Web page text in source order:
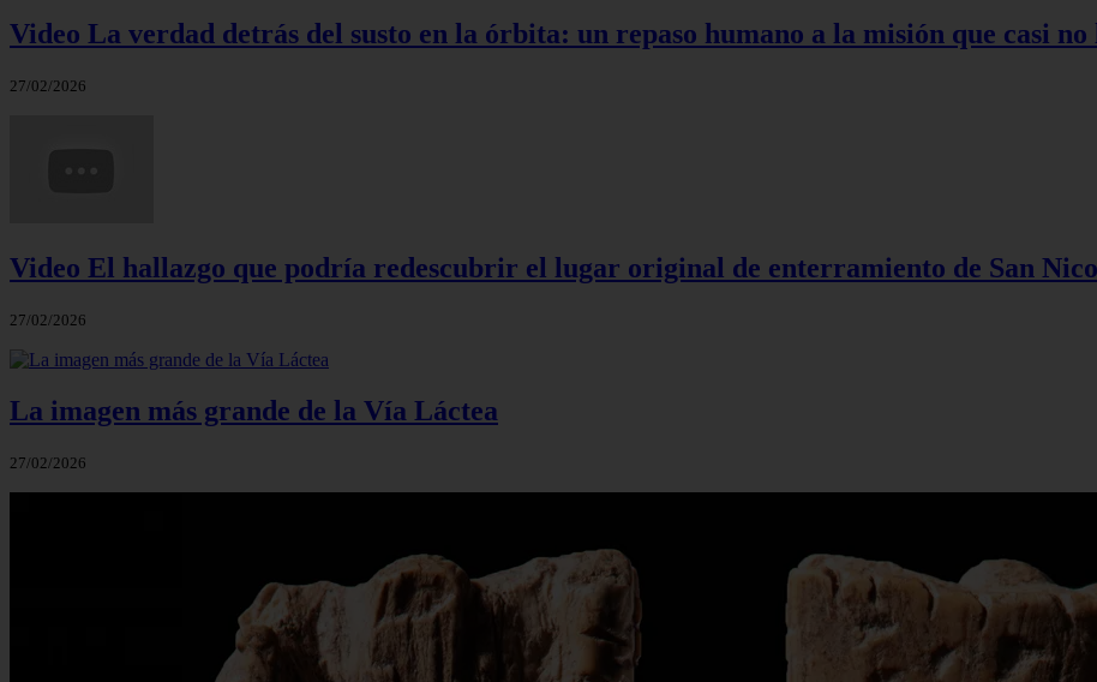
Video La verdad detrás del susto en la órbita: un repaso humano a la misión que casi no
27/02/2026
Video El hallazgo que podría redescubrir el lugar original de enterramiento de San
27/02/2026
La imagen más grande de la Vía Láctea
27/02/2026